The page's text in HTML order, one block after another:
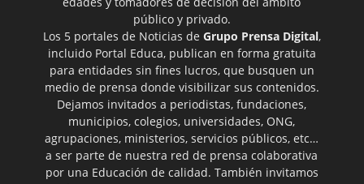
público y privado.
Los 5 portales de Noticias de Grupo Prensa Digital,
incluido Portal Educa, publican en forma gratuita
para entidades sin fines lucros, que busquen un
medio de prensa donde visibilizar sus contenidos.
Dejamos invitados a periodistas, fundaciones,
municipios, colegios, universidades, ONG,
agrupaciones, ministerios, servicios públicos, etc…
a ser parte de nuestra red de prensa colaborativa
por una Educación de calidad. También invitamos